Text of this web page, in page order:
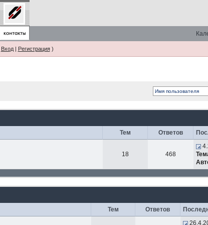
Вход| Регистрация)
Тем Ответов
18 468
Тем Ответов